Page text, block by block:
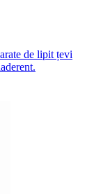
de lipit țevi